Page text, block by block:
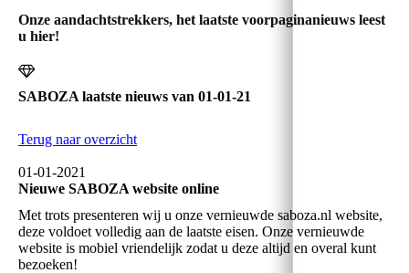
Onze aandachtstrekkers, het laatste voorpaginanieuws leest
u hier!
SABOZA laatste nieuws van 01-01-21
Terug naar overzicht
01-01-2021
Nieuwe SABOZA website online
Met trots presenteren wij u onze vernieuwde saboza.nl website,
deze voldoet volledig aan de laatste eisen. Onze vernieuwde
website is mobiel vriendelijk zodat u deze altijd en overal kunt
bezoeken!